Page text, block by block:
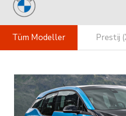
Tüm Modeller Prestij